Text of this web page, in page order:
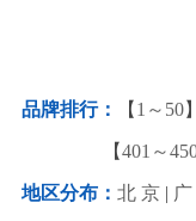
品牌排行： 【 1～50
【401～
地区分布： 北 京 |